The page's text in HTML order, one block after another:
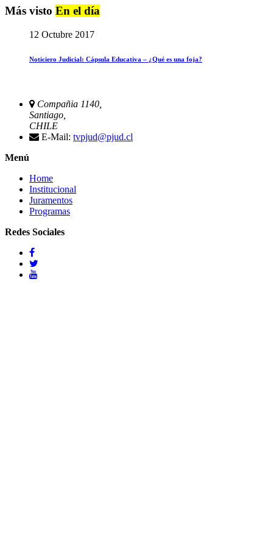
Más visto En el día
12 Octubre 2017
Noticiero Judicial: Cápsula Educativa – ¿Qué es una foja?
Compañia 1140,
Santiago,
CHILE
E-Mail: tvpjud@pjud.cl
Menú
Home
Institucional
Juramentos
Programas
Redes Sociales